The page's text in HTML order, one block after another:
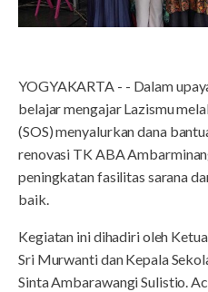
YOGYAKARTA - - Dalam
belajar mengajar Lazismu
(SOS) menyalurkan dana
renovasi TK ABA
peningkatan fasilitas sarana
baik.
Kegiatan ini dihadiri oleh
Sri Murwanti dan Kepala
Sinta Ambarawangi Sulistio.